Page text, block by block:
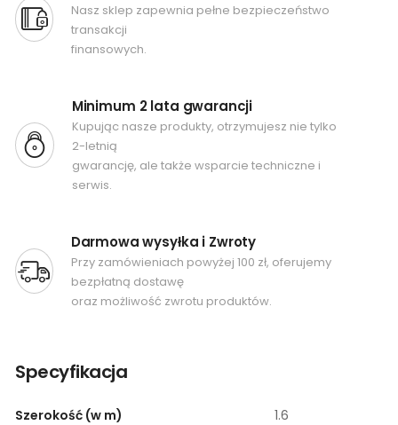
Nasz sklep zapewnia pełne bezpieczeństwo
transakcji
finansowych.
Minimum 2 lata gwarancji
Kupując nasze produkty, otrzymujesz nie tylko
2-letnią
gwarancję, ale także wsparcie techniczne i
serwis.
Darmowa wysyłka i Zwroty
Przy zamówieniach powyżej 100 zł, oferujemy
bezpłatną dostawę
oraz możliwość zwrotu produktów.
Specyfikacja
Szerokość (w m) 1.6